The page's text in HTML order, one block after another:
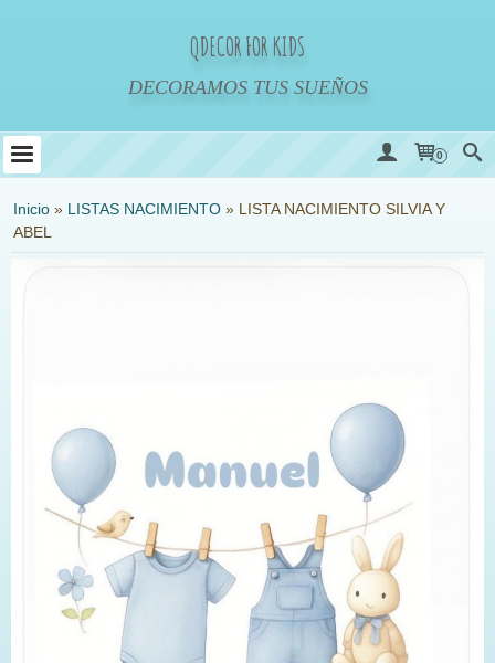
QDECOR FOR KIDS
DECORAMOS TUS SUEÑOS
0
Inicio » LISTAS NACIMIENTO » LISTA NACIMIENTO SILVIA Y
ABEL